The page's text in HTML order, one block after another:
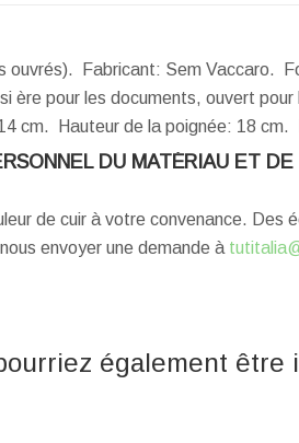
ouvrés). Fabricant: Sem Vaccaro.
ère pour les documents, ouvert
cm. Hauteur de la poignée: 18 cm.
DU MATÉRIAU ET
de cuir à votre convenance. Des
envoyer une demande à
également être